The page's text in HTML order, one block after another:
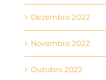
Dezembro 2022
Novembro 2022
Outubro 2022